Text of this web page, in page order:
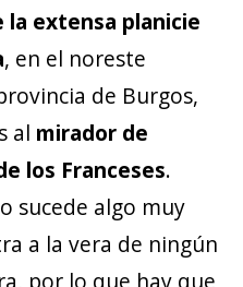
extensa planicie
, en el noreste
de Burgos,
al mirador de
los Franceses.
sucede algo muy
a la vera de ningún
por lo que hay que